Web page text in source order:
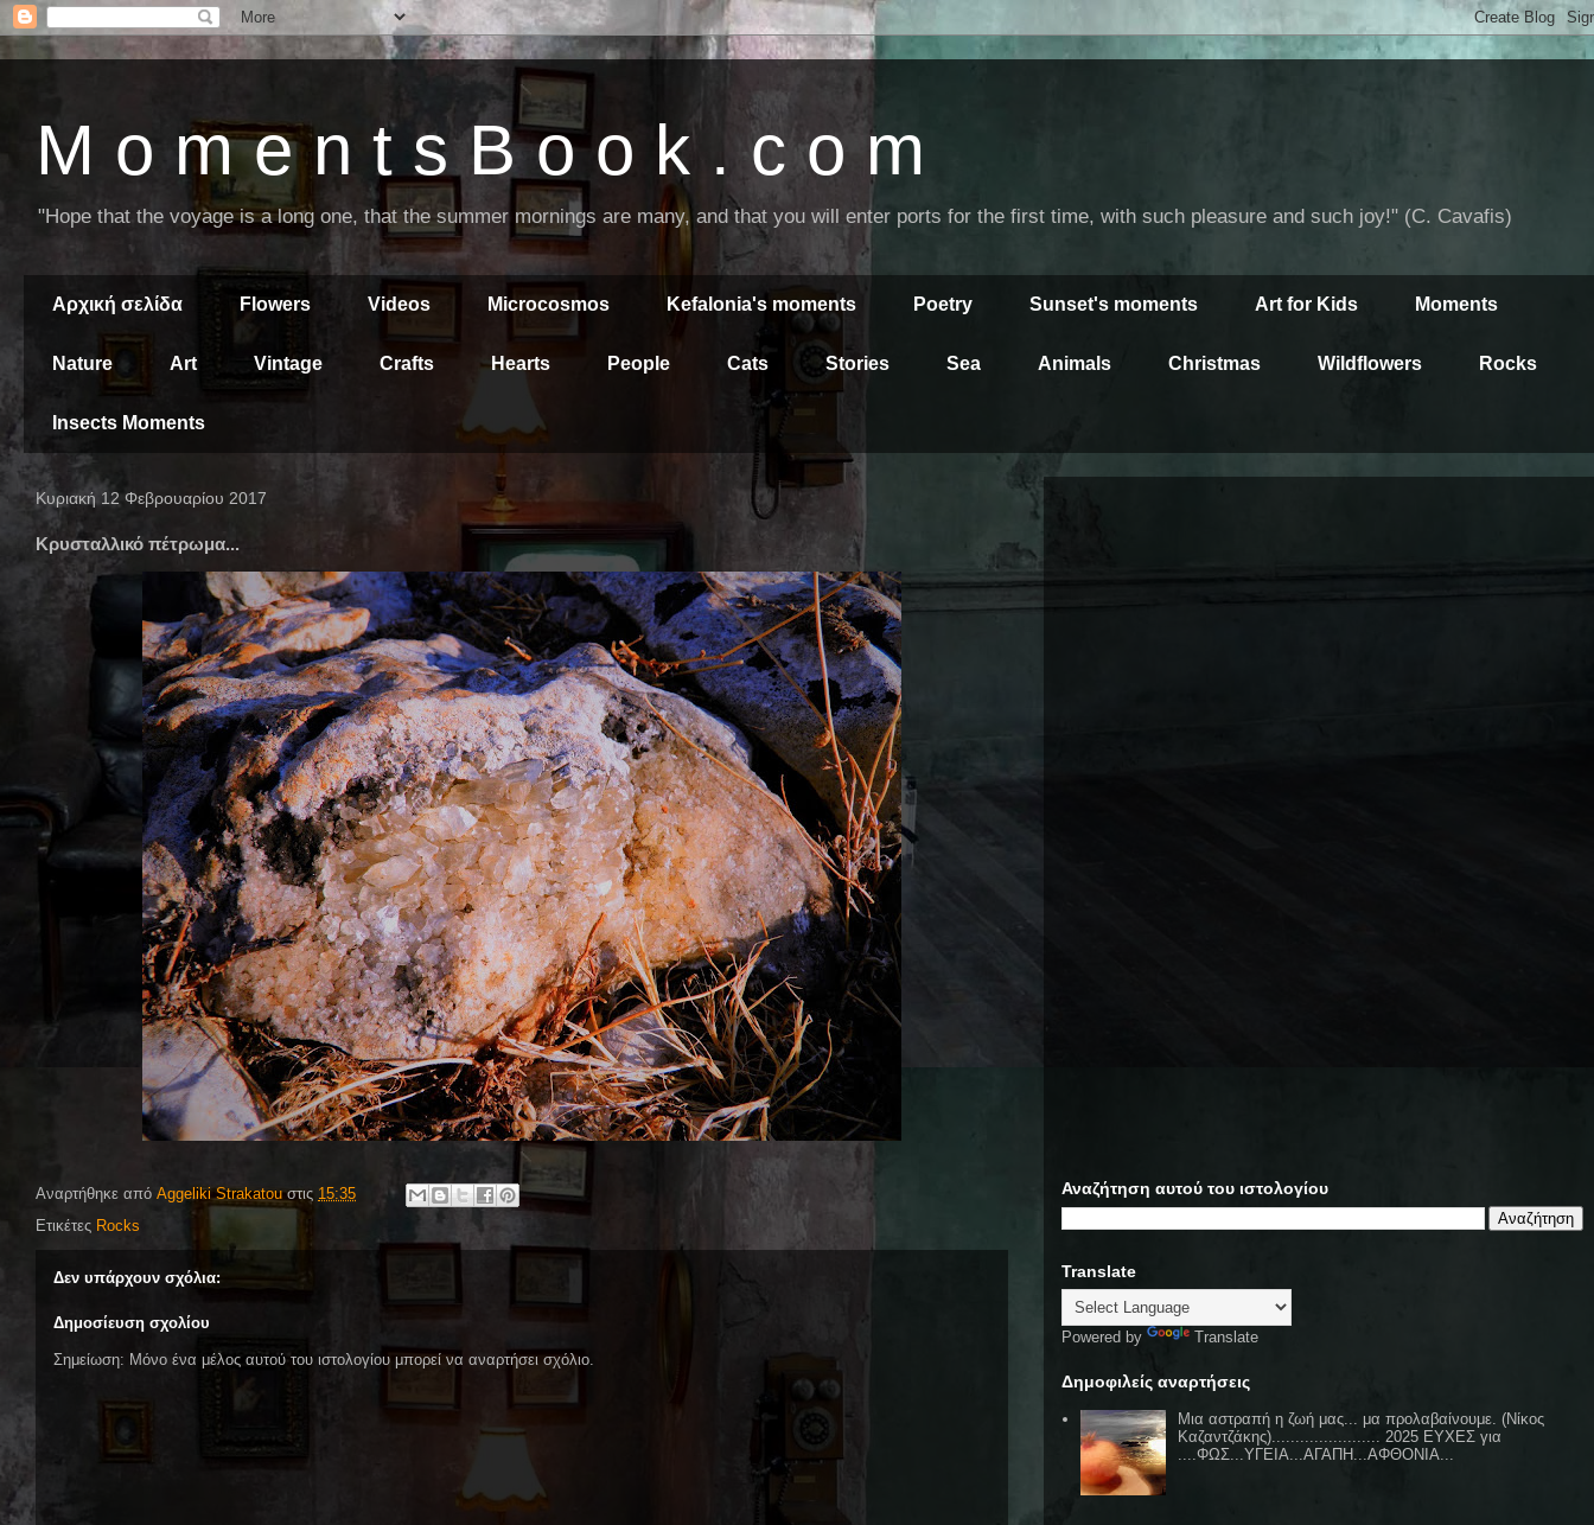
M o m e n t s B o o k . c o m
"Hope that the voyage is a long one, that the summer mornings are many, and that you will enter ports for the first time, with such pleasure and such joy!" (C. Cavafis)
Αρχική σελίδα Flowers Videos Microcosmos Kefalonia's moments Poetry Sunset's moments Art for Kids Moments
Nature Art Vintage Crafts Hearts People Cats Stories Sea Animals Christmas Wildflowers Rocks
Insects Moments
Κυριακή 12 Φεβρουαρίου 2017
Κρυσταλλικό πέτρωμα...
Αναρτήθηκε από Aggeliki Strakatou στις 15:35
Ετικέτες Rocks
Δεν υπάρχουν σχόλια:
Δημοσίευση σχολίου
Σημείωση: Μόνο ένα μέλος αυτού του ιστολογίου μπορεί να αναρτήσει σχόλιο.
Αναζήτηση αυτού του ιστολογίου
Translate
Powered by Translate
Δημοφιλείς αναρτήσεις
Μια αστραπή η ζωή μας... μα προλαβαίνουμε. (Νίκος
Καζαντζάκης)....................... 2025 ΕΥΧΕΣ για
....ΦΩΣ...ΥΓΕΙΑ...ΑΓΑΠΗ...ΑΦΘΟΝΙΑ...